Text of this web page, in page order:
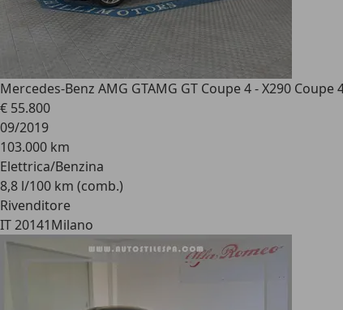
Mercedes-Benz AMG GTAMG GT Coupe 4 - X290
€ 55.800
09/2019
103.000 km
Elettrica/Benzina
8,8 l/100 km (comb.)
Rivenditore
IT 20141Milano